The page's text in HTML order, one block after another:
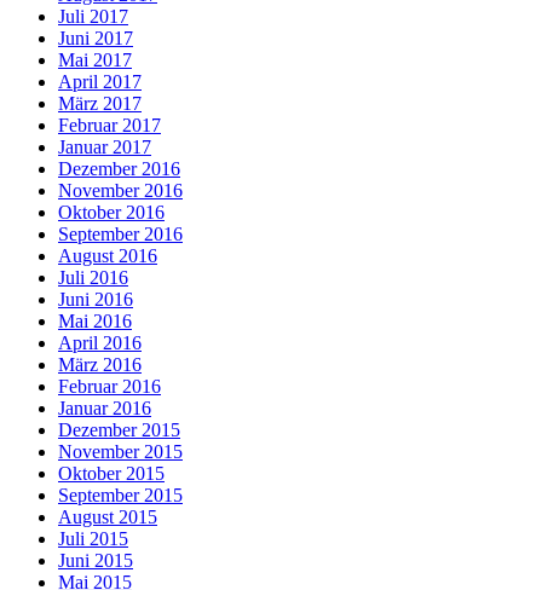
Juli 2017
Juni 2017
Mai 2017
April 2017
März 2017
Februar 2017
Januar 2017
Dezember 2016
November 2016
Oktober 2016
September 2016
August 2016
Juli 2016
Juni 2016
Mai 2016
April 2016
März 2016
Februar 2016
Januar 2016
Dezember 2015
November 2015
Oktober 2015
September 2015
August 2015
Juli 2015
Juni 2015
Mai 2015